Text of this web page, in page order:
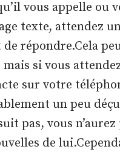
vous appelle ou
texte, attendez
de répondre.Cela
si vous
sur votre
un peu
pas, vous n’aurez
de